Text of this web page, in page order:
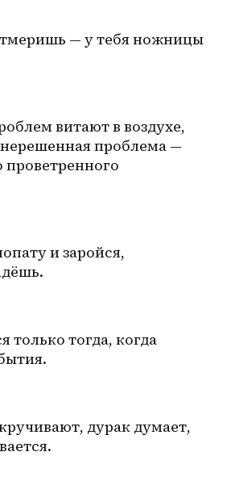
— у тебя ножницы
витают в воздухе,
проблема —
проветренного
и заройся,
только тогда, когда
дурак думает,